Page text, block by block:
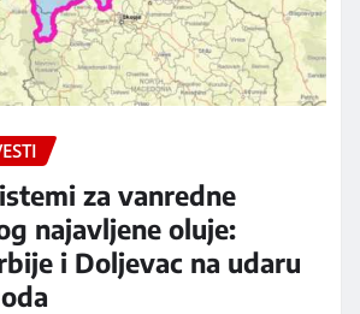
za vanredne
najavljene oluje:
i Doljevac na udaru